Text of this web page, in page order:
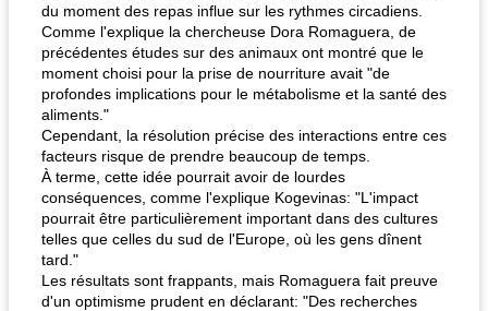
fiesta tostadas le méga's jopp joes
du moment des repas influe sur les rythmes circadiens.
Comme l'explique la chercheuse Dora Romaguera, de
précédentes études sur des animaux ont montré que le
moment choisi pour la prise de nourriture avait "de
profondes implications pour le métabolisme et la santé des
aliments."
Cependant, la résolution précise des interactions entre ces
facteurs risque de prendre beaucoup de temps.
À terme, cette idée pourrait avoir de lourdes
conséquences, comme l'explique Kogevinas: "L'impact
pourrait être particulièrement important dans des cultures
telles que celles du sud de l'Europe, où les gens dînent
tard."
Les résultats sont frappants, mais Romaguera fait preuve
d'un optimisme prudent en déclarant: "Des recherches